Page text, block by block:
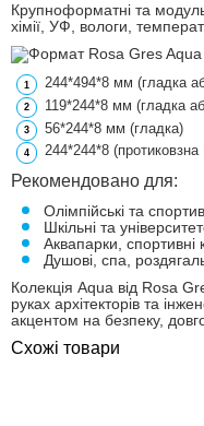
Крупноформатні та
хімії, УФ, вологи,
244*494*8 мм (гладка
119*244*8 мм (гладка
56*244*8 мм (гладка)
244*244*8 (протиковзна
Рекомендовано для:
Олімпійські та
Шкільні та
Аквапарки, спортивні
Душові, спа,
Колекція Aqua від Rosa
руках архітекторів та
акцентом на безпеку,
Схожі товари